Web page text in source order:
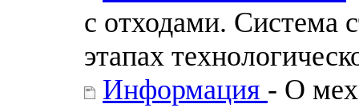
с отходами. Система
этапах
Информация - О